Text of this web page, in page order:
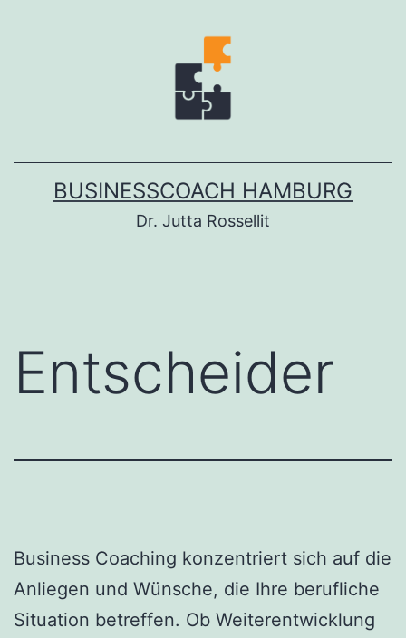
BUSINESSCOACH HAMBURG
Dr. Jutta Rossellit
Entscheider
Business Coaching konzentriert sich auf die
Anliegen und Wünsche, die Ihre berufliche
Situation betreffen. Ob Weiterentwicklung